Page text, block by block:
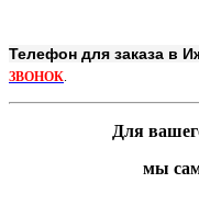
Телефон для заказа в
ЗВОНОК.
Для
мы